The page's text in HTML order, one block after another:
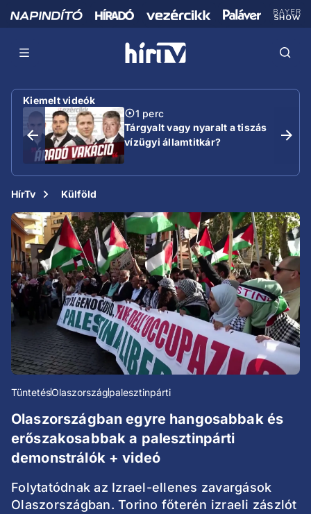
Kiemelt videók
1 perc
Tárgyalt vagy nyaralt a tiszás
vízügyi államtitkár?
HírTv Külföld
TüntetésOlaszországpalesztinpárti
Olaszországban egyre hangosabbak és
erőszakosabbak a palesztinpárti
demonstrálók + videó
Folytatódnak az Izrael-ellenes zavargások
Olaszországban. Torino főterén izraeli zászlót